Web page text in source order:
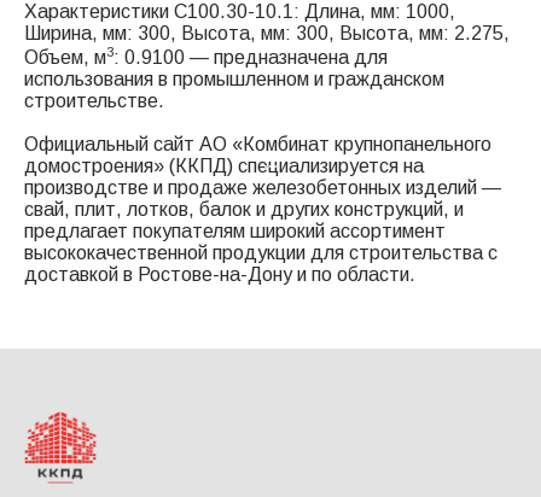
Характеристики С100.30-10.1: Длина, мм: 1000,
Ширина, мм: 300, Высота, мм: 300, Высота, мм: 2.275,
Объем, м3: 0.9100 — предназначена для
использования в промышленном и гражданском
строительстве.
Официальный сайт АО «Комбинат крупнопанельного
домостроения» (ККПД) специализируется на
производстве и продаже железобетонных изделий —
свай, плит, лотков, балок и других конструкций, и
предлагает покупателям широкий ассортимент
высококачественной продукции для строительства с
доставкой в Ростове-на-Дону и по области.